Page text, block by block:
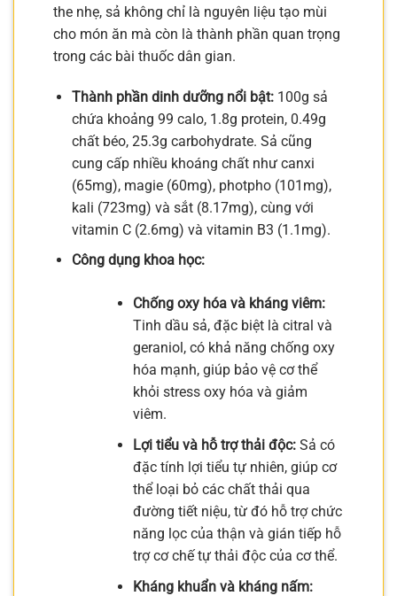
the nhẹ, sả không chỉ là nguyên liệu tạo mùi
cho món ăn mà còn là thành phần quan trọng
trong các bài thuốc dân gian.
Thành phần dinh dưỡng nổi bật:100g sả
chứa khoảng 99 calo, 1.8g protein, 0.49g
chất béo, 25.3g carbohydrate. Sả cũng
cung cấp nhiều khoáng chất như canxi
(65mg), magie (60mg), photpho (101mg),
kali (723mg) và sắt (8.17mg), cùng với
vitamin C (2.6mg) và vitamin B3 (1.1mg).
Công dụng khoa học:
Chống oxy hóa và kháng viêm:
Tinh dầu sả, đặc biệt là citral và
geraniol, có khả năng chống oxy
hóa mạnh, giúp bảo vệ cơ thể
khỏi stress oxy hóa và giảm
viêm.
Lợi tiểu và hỗ trợ thải độc:Sả có
đặc tính lợi tiểu tự nhiên, giúp cơ
thể loại bỏ các chất thải qua
đường tiết niệu, từ đó hỗ trợ chức
năng lọc của thận và gián tiếp hỗ
trợ cơ chế tự thải độc của cơ thể.
Kháng khuẩn và kháng nấm: